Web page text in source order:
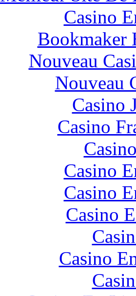
Casino
Bookmaker
Nouveau
Nouveau
Casino
Casino
Casino
Casino
Casino
Casino